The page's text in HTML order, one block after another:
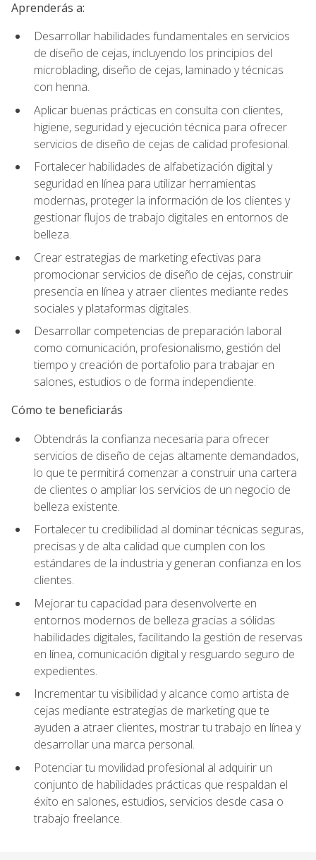
Aprenderás a:
Desarrollar habilidades fundamentales en servicios
de diseño de cejas, incluyendo los principios del
microblading, diseño de cejas, laminado y técnicas
con henna.
Aplicar buenas prácticas en consulta con clientes,
higiene, seguridad y ejecución técnica para ofrecer
servicios de diseño de cejas de calidad profesional.
Fortalecer habilidades de alfabetización digital y
seguridad en línea para utilizar herramientas
modernas, proteger la información de los clientes y
gestionar flujos de trabajo digitales en entornos de
belleza.
Crear estrategias de marketing efectivas para
promocionar servicios de diseño de cejas, construir
presencia en línea y atraer clientes mediante redes
sociales y plataformas digitales.
Desarrollar competencias de preparación laboral
como comunicación, profesionalismo, gestión del
tiempo y creación de portafolio para trabajar en
salones, estudios o de forma independiente.
Cómo te beneficiarás
Obtendrás la confianza necesaria para ofrecer
servicios de diseño de cejas altamente demandados,
lo que te permitirá comenzar a construir una cartera
de clientes o ampliar los servicios de un negocio de
belleza existente.
Fortalecer tu credibilidad al dominar técnicas seguras,
precisas y de alta calidad que cumplen con los
estándares de la industria y generan confianza en los
clientes.
Mejorar tu capacidad para desenvolverte en
entornos modernos de belleza gracias a sólidas
habilidades digitales, facilitando la gestión de reservas
en línea, comunicación digital y resguardo seguro de
expedientes.
Incrementar tu visibilidad y alcance como artista de
cejas mediante estrategias de marketing que te
ayuden a atraer clientes, mostrar tu trabajo en línea y
desarrollar una marca personal.
Potenciar tu movilidad profesional al adquirir un
conjunto de habilidades prácticas que respaldan el
éxito en salones, estudios, servicios desde casa o
trabajo freelance.